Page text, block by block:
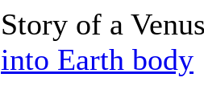
Story of a
into Earth body